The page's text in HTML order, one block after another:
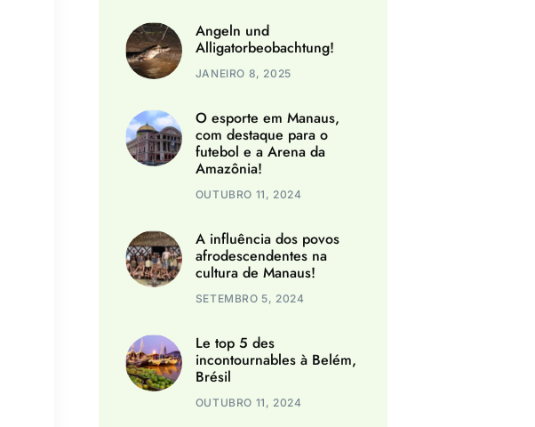
Angeln und
Alligatorbeobachtung!
JANEIRO 8, 2025
O esporte em Manaus,
com destaque para o
futebol e a Arena da
Amazônia!
OUTUBRO 11, 2024
A influência dos povos
afrodescendentes na
cultura de Manaus!
SETEMBRO 5, 2024
Le top 5 des
incontournables à Belém,
Brésil
OUTUBRO 11, 2024